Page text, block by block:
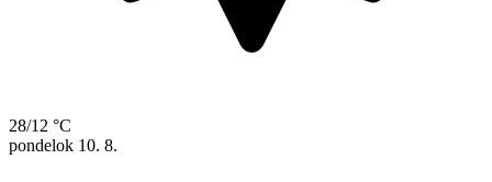
28/12 °C
pondelok 10. 8.